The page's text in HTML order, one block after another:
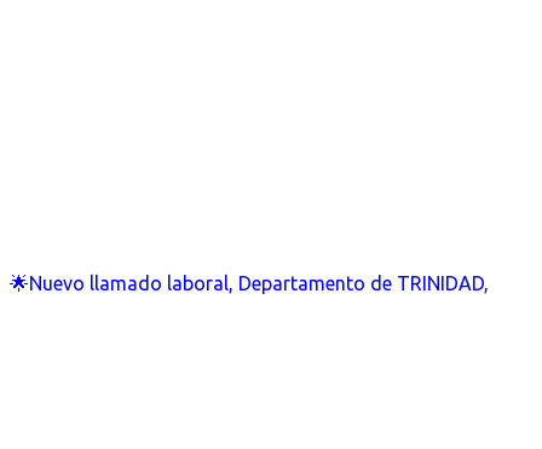
🌟Nuevo llamado laboral, Departamento de TRINIDAD,